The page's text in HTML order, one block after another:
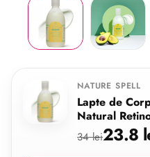
NATURE SPELL
Lapte de
Natural
34 lei23.8